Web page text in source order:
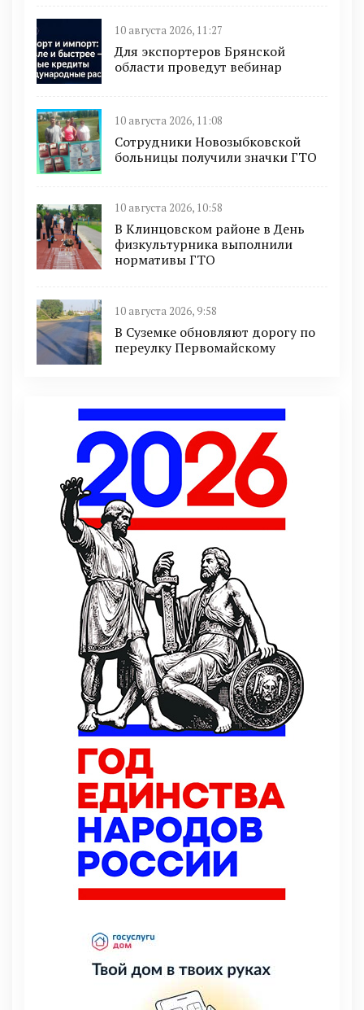
10 августа 2026, 11:27
Для экспортеров Брянской
области проведут вебинар
10 августа 2026, 11:08
Сотрудники Новозыбковской
больницы получили значки ГТО
10 августа 2026, 10:58
В Клинцовском районе в День
физкультурника выполнили
нормативы ГТО
10 августа 2026, 9:58
В Суземке обновляют дорогу по
переулку Первомайскому